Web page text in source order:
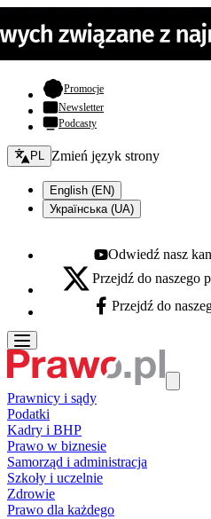
Promocje- otwiera się w nowej
Newsletter
Podcasty
Zmień język - bieżący:
PL Zmień język strony
English (EN)
Українська (UA)
Youtube - otwiera się w
Odwiedź nasz
X - otwiera się w nowej karcie
Przejdź do naszego
Facebook - otwiera się w
Przejdź do
Prawnicy i sądy
Podatki
Kadry i BHP
Prawo w biznesie
Samorząd i administracja
Szkoły i uczelnie
Zdrowie
Prawo dla każdego